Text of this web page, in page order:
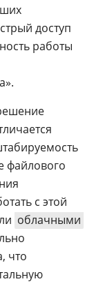
доступ
работы
файлового
с этой
облачными
что